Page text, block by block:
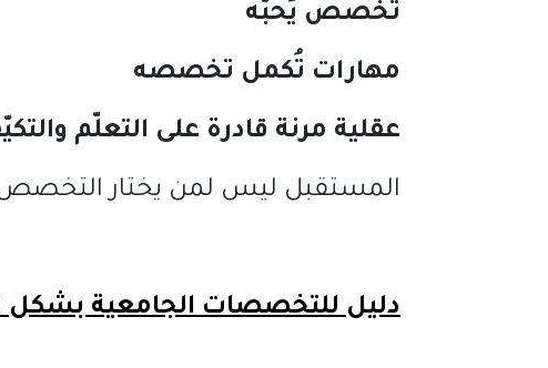
تخصص يُحبّه
مهارات تُكمل تخصصه
عقلية مرنة قادرة على التعلّم
المستقبل ليس لمن يختار
دليل للتخصصات الجامعية